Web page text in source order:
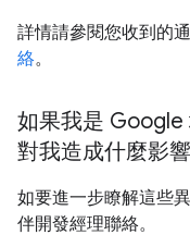
詳情請參閱您收到的
絡。
如果我是 Google
對我造成什麼影
如要進一步瞭解這些
伴開發經理聯絡。